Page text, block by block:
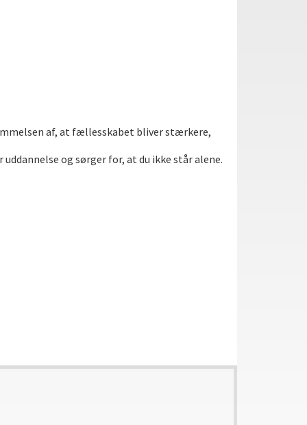
af, at fællesskabet bliver stærkere,
og sørger for, at du ikke står alene.